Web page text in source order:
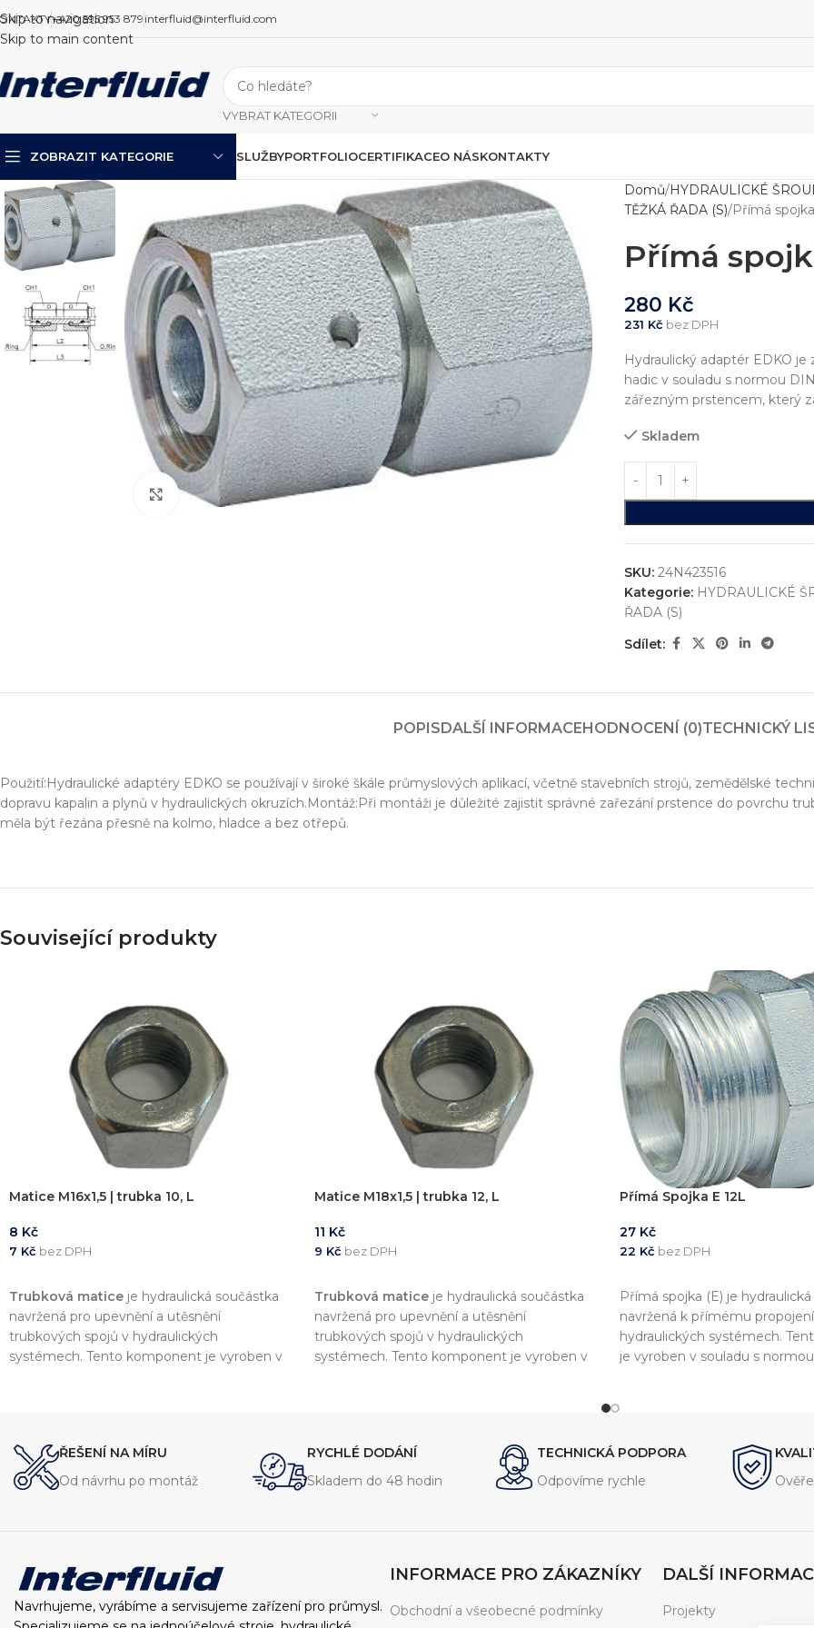
Skip to navigation
Skip to main content
+420 595 953 879 interfluid@interfluid.com
VYBRAT KATEGORII
ZOBRAZIT KATEGORIE SLUŽBY
Za posledních 20 let jsme realizovali více než 750+ jedinečných průmyslových řešení
Specializujeme se na konstrukci zakázkových zařízení, která nejsou sériově vyráběna
Návrh a prototypování
Technická dokumentace
Simulace chování zařízení
Konstrukce stroje
Více o službě
Každý
PORTFOLIOCERTIFIKACEO NÁSKONTAKTY
Zvětšit obrázek
Domů HYDRAULICKÉ
TĚŽKÁ ŘADA (S) Přímá
Přímá
280 Kč
231 Kč bez DPH
Hydraulický adaptér EDKO
hadic v souladu s normou
zářezným prstencem, který
Skladem
SKU: 24N423516
Kategorie: HYDRAULICKÉ
ŘADA (S)
Sdílet:
POPISDALŠÍ INFORMACEHODNOCENÍ (0)TECHNICKÝ
Použití:Hydraulické adaptéry EDKO se používají v široké škále průmyslových aplikací, včetně stavebních strojů, zemědělské
dopravu kapalin a plynů v hydraulických okruzích.Montáž:Při montáži je důležité zajistit správné zařezání prstence do povrchu
měla být řezána přesně na kolmo, hladce a bez otřepů.
Související produkty
Matice M16x1,5 | trubka 10, L
8 Kč
7 Kč bez DPH
Trubková matice je hydraulická součástka
navržená pro upevnění a utěsnění
trubkových spojů v hydraulických
systémech. Tento komponent je vyroben v
Matice M18x1,5 | trubka 12, L
11 Kč
9 Kč bez DPH
Trubková matice je hydraulická součástka
navržená pro upevnění a utěsnění
trubkových spojů v hydraulických
systémech. Tento komponent je vyroben v
Přímá Spojka E 12L
27 Kč
22 Kč bez DPH
Přímá spojka (E) je
navržená k přímému
hydraulických systémech.
je vyroben v souladu s
ŘEŠENÍ NA MÍRU
Od návrhu po montáž
RYCHLÉ DODÁNÍ
Skladem do 48 hodin
TECHNICKÁ PODPORA
Odpovíme rychle
Navrhujeme, vyrábíme a servisujeme zařízení pro průmysl.
INFORMACE PRO ZÁKAZNÍKY
Obchodní a všeobecné podmínky
DALŠÍ
Projekty